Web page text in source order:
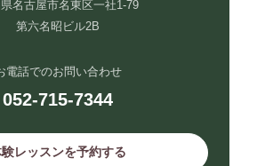
名古屋市名東区一社1-79
第六名昭ビル2B
電話でのお問い合わせ
052-715-7344
レッスンを予約する